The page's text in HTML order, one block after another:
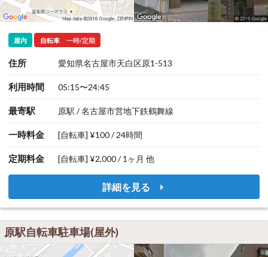
屋内 自転車 一時/定期
住所 愛知県名古屋市天白区原1-513
利用時間 05:15〜24:45
最寄駅 原駅 / 名古屋市営地下鉄鶴舞線
一時料金 [自転車] ¥100 / 24時間
定期料金 [自転車] ¥2,000 / 1ヶ月 他
詳細を見る
原駅自転車駐車場(屋外)